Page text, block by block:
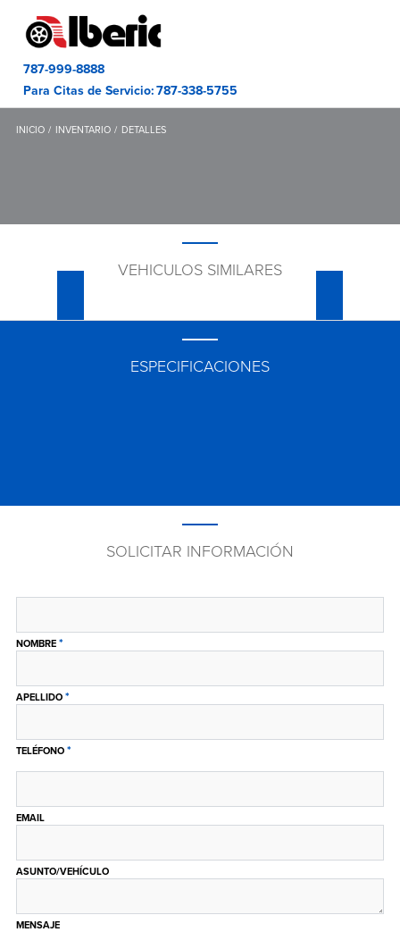
787-999-8888
Para Citas de Servicio:787-338-5755
INICIO INVENTARIO DETALLES
VEHICULOS SIMILARES
ESPECIFICACIONES
SOLICITAR INFORMACIÓN
NOMBRE *
APELLIDO *
TELÉFONO *
EMAIL
ASUNTO/VEHÍCULO
MENSAJE